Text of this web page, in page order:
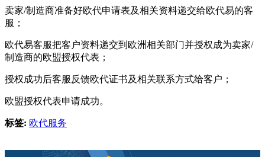
卖家/制造商准备好欧代申请表及相关资料递交给欧代易的客
服；
欧代易客服把客户资料递交到欧洲相关部门并授权成为卖家/
制造商的欧盟授权代表；
授权成功后客服反馈欧代证书及相关联系方式给客户；
欧盟授权代表申请成功。
标签: 欧代服务